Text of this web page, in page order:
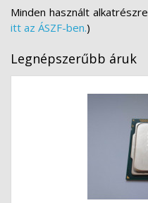
Minden használt alkatrészre
itt az ÁSZF-ben.)
Legnépszerűbb áruk